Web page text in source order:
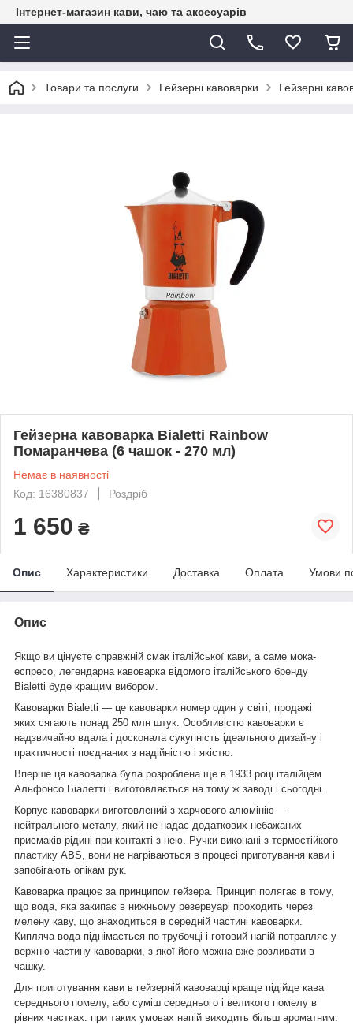
Інтернет-магазин кави, чаю та аксесуарів
Товари та послуги Гейзерні кавоварки Гейзерні
Гейзерна кавоварка Bialetti Rainbow
Помаранчева (6 чашок - 270 мл)
Немає в наявності
Код: 16380837
Роздріб
1 650 ₴
Опис Характеристики Доставка Оплата Умови
Опис
Якщо ви цінуєте справжній смак італійської кави, а саме мока-
еспресо, легендарна кавоварка відомого італійського бренду
Bialetti буде кращим вибором.
Кавоварки Bialetti ― це кавоварки номер один у світі, продажі
яких сягають понад 250 млн штук. Особливістю кавоварки є
надзвичайно вдала і досконала сукупність ідеального дизайну і
практичності поєднаних з надійністю і якістю.
Вперше ця кавоварка була розроблена ще в 1933 році італійцем
Альфонсо Біалетті і виготовляється на тому ж заводі і сьогодні.
Корпус кавоварки виготовлений з харчового алюмінію ―
нейтрального металу, який не надає додаткових небажаних
присмаків рідині при контакті з нею. Ручки виконані з термостійкого
пластику ABS, вони не нагріваються в процесі приготування кави і
запобігають опікам рук.
Кавоварка працює за принципом гейзера. Принцип полягає в тому,
що вода, яка закипає в нижньому резервуарі проходить через
мелену каву, що знаходиться в середній частині кавоварки.
Кипляча вода піднімається по трубочці і готовий напій потрапляє у
верхню частину кавоварки, з якої його можна вже розливати в
чашку.
Для приготування кави в гейзерній кавоварці краще підійде кава
середнього помелу, або суміш середнього і великого помелу в
рівних частках: при таких умовах напій виходить більш ароматним.